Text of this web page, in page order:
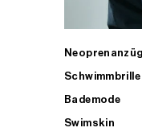
Schwimmbrille
Bademode
Swimskin